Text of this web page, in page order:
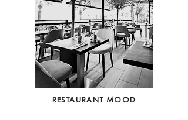
RESTAURANT MOOD